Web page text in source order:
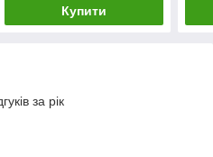
Купити
за рік